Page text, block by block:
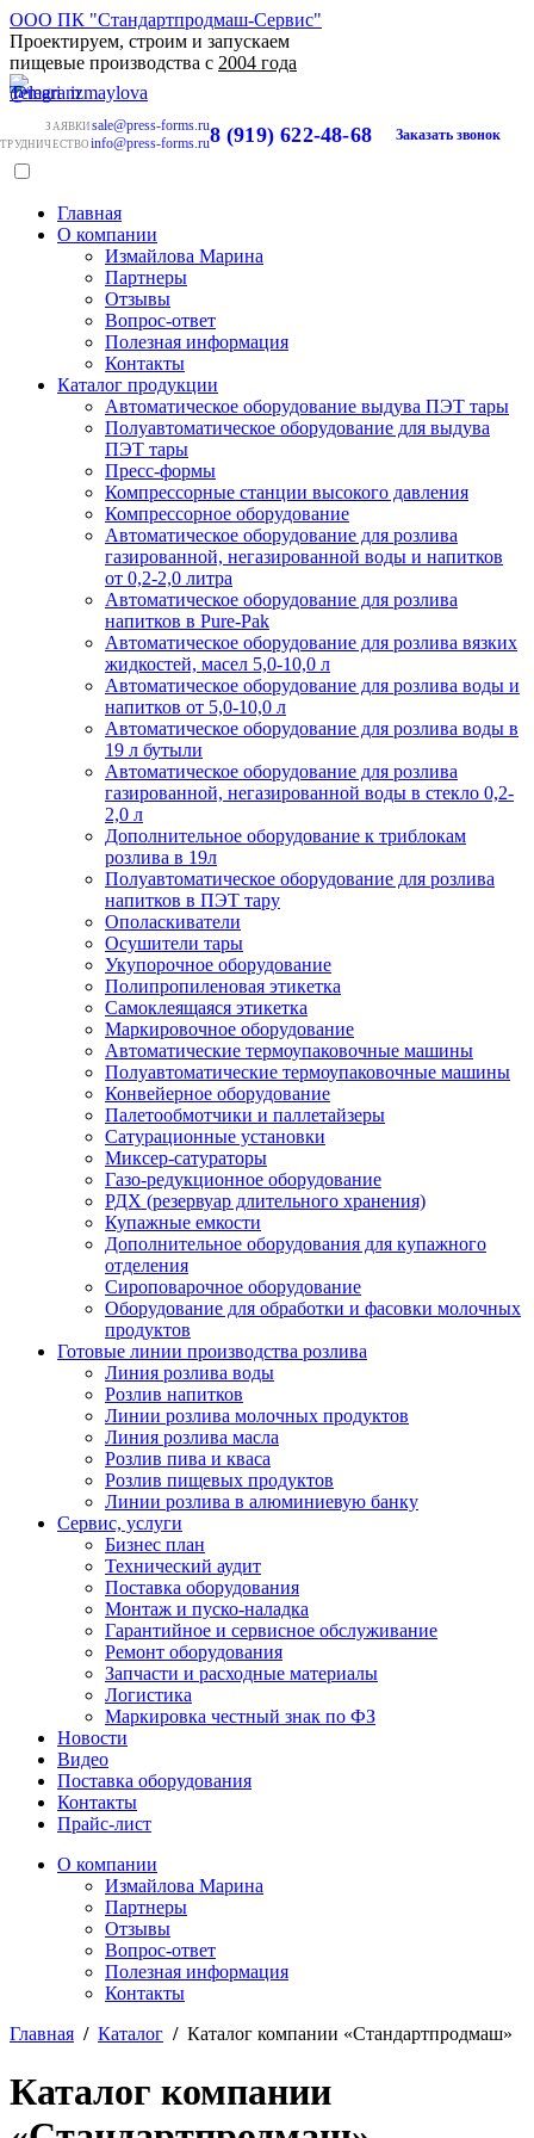
ООО ПК "Стандартпродмаш-Сервис"
Проектируем, строим и запускаем
пищевые производства с 2004 года
ЗАЯВКИ sale@press-forms.ru
info@press-forms.ru8 (919) 622-48-68 Заказать звонок
Главная
О компании
Измайлова Марина
Партнеры
Отзывы
Вопрос-ответ
Полезная информация
Контакты
Каталог продукции
Автоматическое оборудование выдува ПЭТ тары
Полуавтоматическое оборудование для выдува
ПЭТ тары
Пресс-формы
Компрессорные станции высокого давления
Компрессорное оборудование
Автоматическое оборудование для розлива
газированной, негазированной воды и напитков
от 0,2-2,0 литра
Автоматическое оборудование для розлива
напитков в Pure-Pak
Автоматическое оборудование для розлива вязких
жидкостей, масел 5,0-10,0 л
Автоматическое оборудование для розлива воды и
напитков от 5,0-10,0 л
Автоматическое оборудование для розлива воды в
19 л бутыли
Автоматическое оборудование для розлива
газированной, негазированной воды в стекло 0,2-
2,0 л
Дополнительное оборудование к триблокам
розлива в 19л
Полуавтоматическое оборудование для розлива
напитков в ПЭТ тару
Ополаскиватели
Осушители тары
Укупорочное оборудование
Полипропиленовая этикетка
Самоклеящаяся этикетка
Маркировочное оборудование
Автоматические термоупаковочные машины
Полуавтоматические термоупаковочные машины
Конвейерное оборудование
Палетообмотчики и паллетайзеры
Сатурационные установки
Миксер-сатураторы
Газо-редукционное оборудование
РДХ (резервуар длительного хранения)
Купажные емкости
Дополнительное оборудования для купажного
отделения
Сироповарочное оборудование
Оборудование для обработки и фасовки молочных
продуктов
Готовые линии производства розлива
Линия розлива воды
Розлив напитков
Линии розлива молочных продуктов
Линия розлива масла
Розлив пива и кваса
Розлив пищевых продуктов
Линии розлива в алюминиевую банку
Сервис, услуги
Бизнес план
Технический аудит
Поставка оборудования
Монтаж и пуско-наладка
Гарантийное и сервисное обслуживание
Ремонт оборудования
Запчасти и расходные материалы
Логистика
Маркировка честный знак по ФЗ
Новости
Видео
Поставка оборудования
Контакты
Прайс-лист
О компании
Измайлова Марина
Партнеры
Отзывы
Вопрос-ответ
Полезная информация
Контакты
Главная / Каталог / Каталог компании «Стандартпродмаш»
Каталог компании